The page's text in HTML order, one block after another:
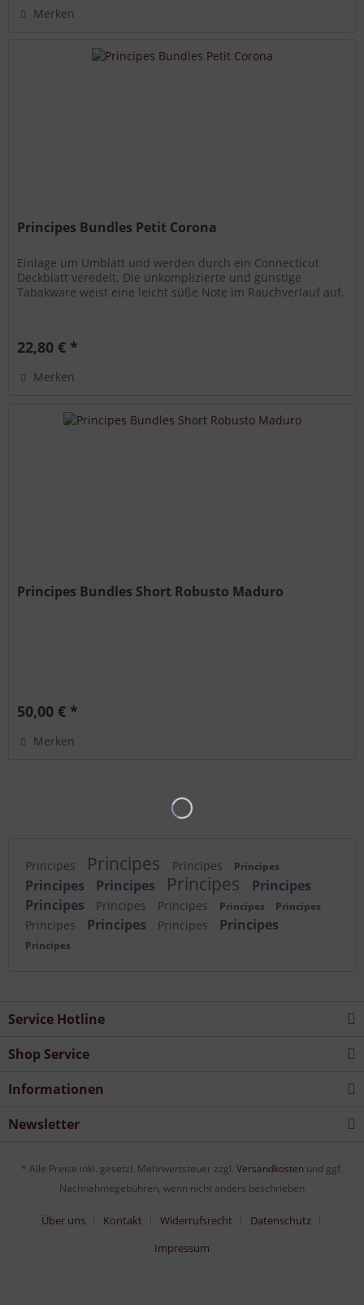
Merken
Principes Bundles Petit Corona
Einlage um Umblatt und werden durch ein Connecticut
Deckblatt veredelt. Die unkomplizierte und günstige
Tabakware weist eine leicht süße Note im Rauchverlauf auf.
22,80 € *
Merken
Principes Bundles Short Robusto Maduro
50,00 € *
Merken
Principes Principes Principes Principes
Principes Principes Principes
Principes
Principes
Principes Principes Principes Principes
Principes Principes Principes Principes
Principes
Service Hotline
Shop Service
Informationen
Newsletter
* Alle Preise inkl. gesetzl. Mehrwertsteuer zzgl. Versandkosten und ggf.
Nachnahmegebühren, wenn nicht anders beschrieben
Über uns Kontakt Widerrufsrecht
Datenschutz
Impressum